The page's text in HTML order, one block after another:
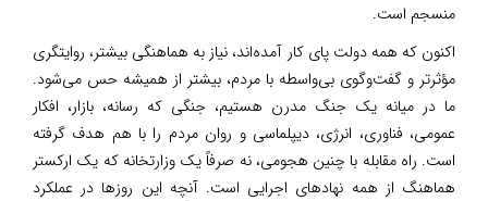
منسجم است.
اکنون که همه دولت پای کار آمده‌اند، نیاز به هماهنگی بیشتر، روایتگری
مؤثرتر و گفت‌وگوی بی‌واسطه با مردم، بیشتر از همیشه حس می‌شود.
ما در میانه یک جنگ مدرن هستیم، جنگی که رسانه، بازار، افکار
عمومی، فناوری، انرژی، دیپلماسی و روان مردم را با هم هدف گرفته
است. راه مقابله با چنین هجومی، نه صرفاً یک وزارتخانه که یک ارکستر
هماهنگ از همه نهادهای اجرایی است. آنچه این روزها در عملکرد